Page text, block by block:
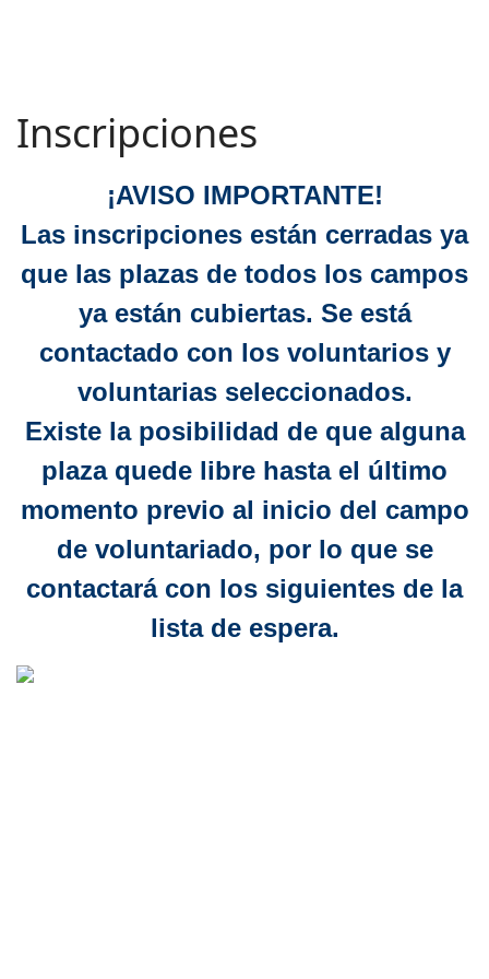
Inscripciones
¡AVISO IMPORTANTE!
Las inscripciones están cerradas ya
que las plazas de todos los campos
ya están cubiertas. Se está
contactado con los voluntarios y
voluntarias seleccionados.
Existe la posibilidad de que alguna
plaza quede libre hasta el último
momento previo al inicio del campo
de voluntariado, por lo que se
contactará con los siguientes de la
lista de espera.